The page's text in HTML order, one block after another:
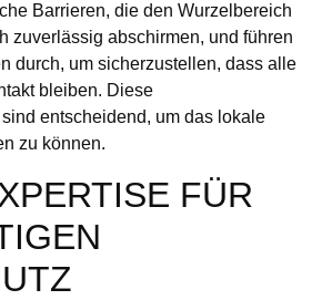
Barrieren, die den Wurzelbereich
zuverlässig abschirmen, und führen
durch, um sicherzustellen, dass alle
bleiben. Diese
entscheidend, um das lokale
zu können.
FÜR